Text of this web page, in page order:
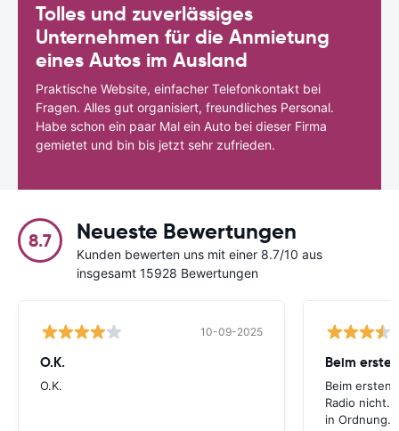
Tolles und zuverlässiges
Unternehmen für die Anmietung
eines Autos im Ausland
Praktische Website, einfacher Telefonkontakt bei
Fragen. Alles gut organisiert, freundliches Personal.
Habe schon ein paar Mal ein Auto bei dieser Firma
gemietet und bin bis jetzt sehr zufrieden.
8.7 Neueste Bewertungen
Kunden bewerten uns mit einer 8.7/10 aus
insgesamt 15928 Bewertungen
10-09-2025
O.K.
O.K.
Beim
Beim ersten
Radio nicht.
in Ordnung.